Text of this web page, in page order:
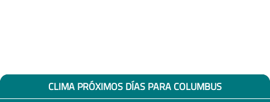
CLIMA PRÓXIMOS DÍAS PARA COLUMBUS